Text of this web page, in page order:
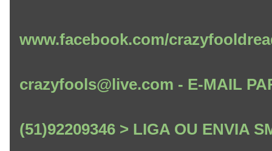
www.facebook.com/
crazyfools@live.com - E-MAIL
(51)92209346 > LIGA OU ENVIA